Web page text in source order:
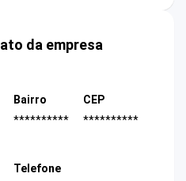
da empresa
Bairro
**********
CEP
**********
Telefone